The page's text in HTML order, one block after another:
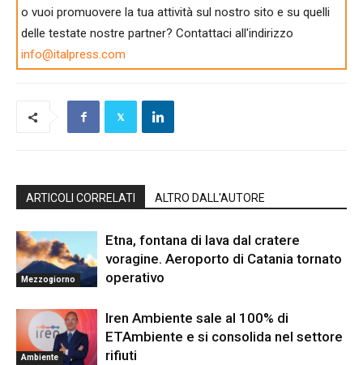
o vuoi promuovere la tua attività sul nostro sito e su quelli
delle testate nostre partner? Contattaci all'indirizzo
info@italpress.com
ARTICOLI CORRELATI ALTRO DALL'AUTORE
Mezzogiorno
Etna, fontana di lava dal cratere
voragine. Aeroporto di Catania tornato
operativo
Ambiente
Iren Ambiente sale al 100% di
ETAmbiente e si consolida nel settore
rifiuti